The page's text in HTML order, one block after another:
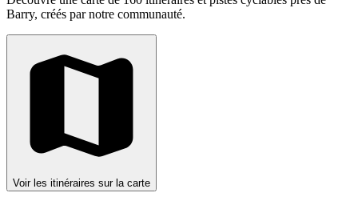
Barry, créés par notre communauté.
Voir les itinéraires sur la carte